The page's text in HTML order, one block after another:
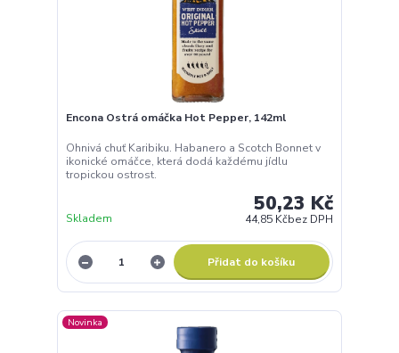
Encona Ostrá omáčka Hot Pepper, 142ml
Ohnivá chuť Karibiku. Habanero a Scotch Bonnet v
ikonické omáčce, která dodá každému jídlu
tropickou ostrost.
50,23 Kč
44,85 Kčbez DPH
Skladem
Přidat do košíku
Novinka